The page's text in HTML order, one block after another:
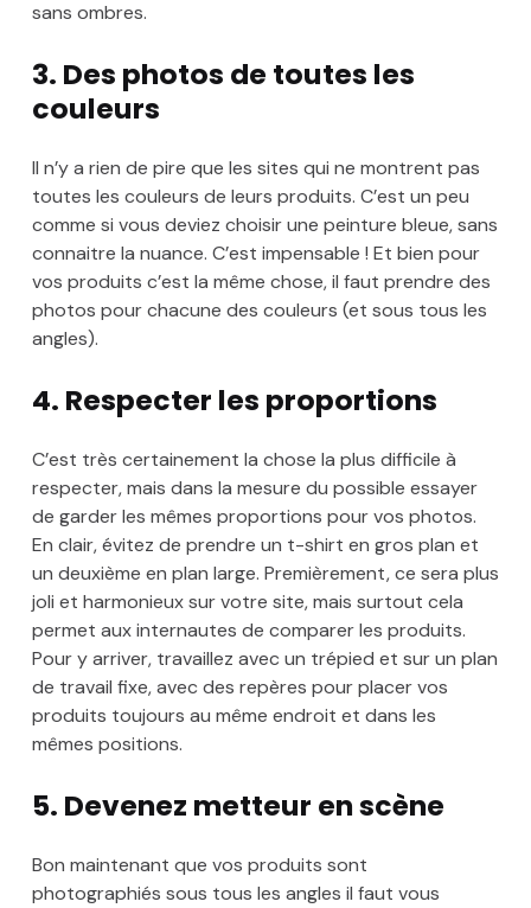
sans ombres.
3. Des photos de toutes les
couleurs
Il n’y a rien de pire que les sites qui ne montrent pas
toutes les couleurs de leurs produits. C’est un peu
comme si vous deviez choisir une peinture bleue, sans
connaitre la nuance. C’est impensable ! Et bien pour
vos produits c’est la même chose, il faut prendre des
photos pour chacune des couleurs (et sous tous les
angles).
4. Respecter les proportions
C’est très certainement la chose la plus difficile à
respecter, mais dans la mesure du possible essayer
de garder les mêmes proportions pour vos photos.
En clair, évitez de prendre un t-shirt en gros plan et
un deuxième en plan large. Premièrement, ce sera plus
joli et harmonieux sur votre site, mais surtout cela
permet aux internautes de comparer les produits.
Pour y arriver, travaillez avec un trépied et sur un plan
de travail fixe, avec des repères pour placer vos
produits toujours au même endroit et dans les
mêmes positions.
5. Devenez metteur en scène
Bon maintenant que vos produits sont
photographiés sous tous les angles il faut vous